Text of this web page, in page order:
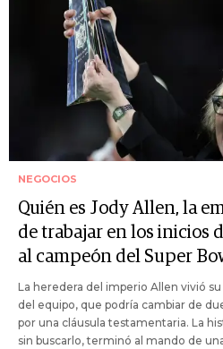
NEGOCIOS
Quién es Jody Allen, la
de trabajar en los inicios
al campeón del Super
La heredera del imperio Allen vivió
del equipo, que podría cambiar de
por una cláusula testamentaria. La
sin buscarlo, terminó al mando de